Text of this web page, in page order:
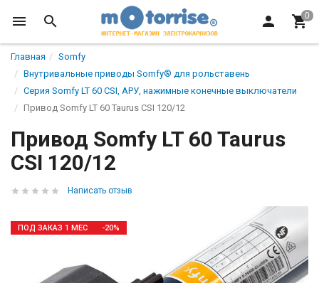
Главная
Somfy
Внутривальные приводы Somfy® для рольставень
Серия Somfy LT 60 CSI, АРУ, нажимные конечные выключатели
Привод Somfy LT 60 Taurus CSI 120/12
Привод Somfy LT 60 Taurus
CSI 120/12
Написать отзыв
ПОД ЗАКАЗ 1 МЕС -20%